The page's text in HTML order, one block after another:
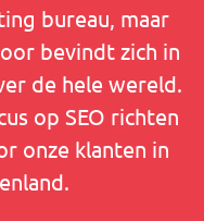
bureau, maar
bevindt zich in
de hele wereld.
op SEO richten
onze klanten in